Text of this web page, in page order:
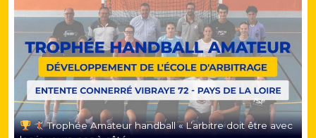
Trophée Amateur handball « L’arbitre doit être avec